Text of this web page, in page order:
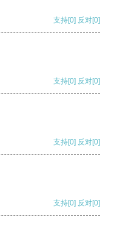
支持[0] 反对[0]
支持[0] 反对[0]
支持[0] 反对[0]
支持[0] 反对[0]